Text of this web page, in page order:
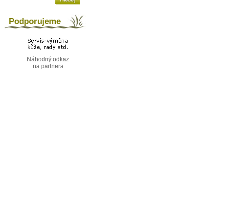
Podporujeme
Náhodný odkaz
na partnera